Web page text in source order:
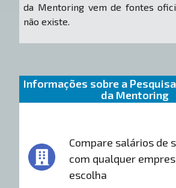
da Mentoring vem de fontes
não existe.
Informações sobre a
da Mentoring
Compare salários de
com qualquer
escolha